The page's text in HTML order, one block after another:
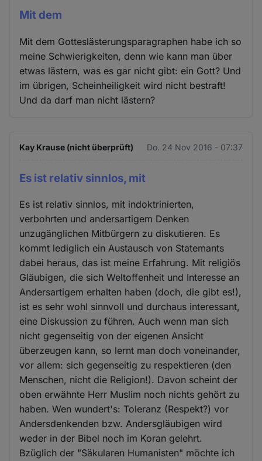
Mit dem
Mit dem Gotteslästerungsparagraphen habe ich so
meine Schwierigkeiten, denn wie kann man über
etwas lästern, was es gar nicht gibt: ein Gott? Und
im übrigen, Scheinheiligkeit wird nicht bestraft!
Und da darf man nicht lästern?
Kay Krause (nicht überprüft) Do. 24 Nov 2016 - 07:37
Es ist relativ sinnlos, mit
Es ist relativ sinnlos, mit indoktrinierten,
verbohrten und andersartigem Denken
unzugänglichen Mitbürgern zu diskutieren. Es
kommt lediglich ein Austausch von Statemants
dabei heraus, das ist meine Erfahrung. Mit religiös
Gläubigen, die sich Weltoffenheit und Interesse an
Andersartigem erhalten haben (doch, die gibt es!),
ist es sehr wohl sinnvoll und durchaus interessant,
eine Diskussion zu führen. Auch wenn man sich
nicht gegenseitig von der eigenen Ansicht
überzeugen kann, so lernt man doch voneinander,
vor allem: sich gegenseitig zu respektieren (den
Menschen, nicht die Religion!). Davon scheint der
oben erwähnte Herr Muslim noch nichts gehört zu
haben. Wen wundert's: Toleranz (Respekt?) vor
Andersdenkenden bzw. Andersgläubigen wird
weder in der Bibel noch im Koran gelehrt.
Bzüglich der "Säkularen Humanisten" möchte ich